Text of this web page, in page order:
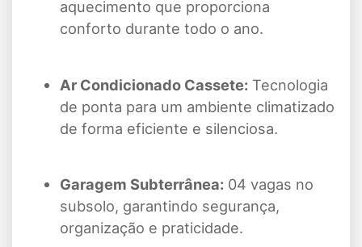
aquecimento que proporciona
conforto durante todo o ano.
Ar Condicionado Cassete: Tecnologia
de ponta para um ambiente climatizado
de forma eficiente e silenciosa.
Garagem Subterrânea: 04 vagas no
subsolo, garantindo segurança,
organização e praticidade.